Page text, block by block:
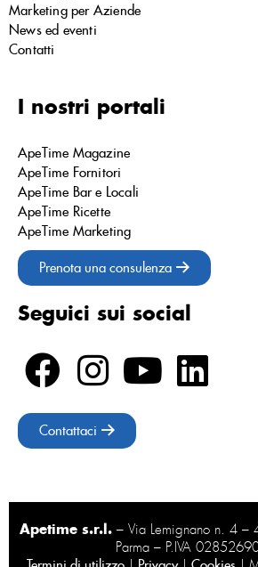
Marketing per Aziende
News ed eventi
Contatti
I nostri portali
ApeTime Magazine
ApeTime Fornitori
ApeTime Bar e Locali
ApeTime Ricette
ApeTime Marketing
Prenota una consulenza
Seguici sui social
Contattaci
Apetime s.r.l.– Via Lemignano n. 4 –
Parma – P.IVA